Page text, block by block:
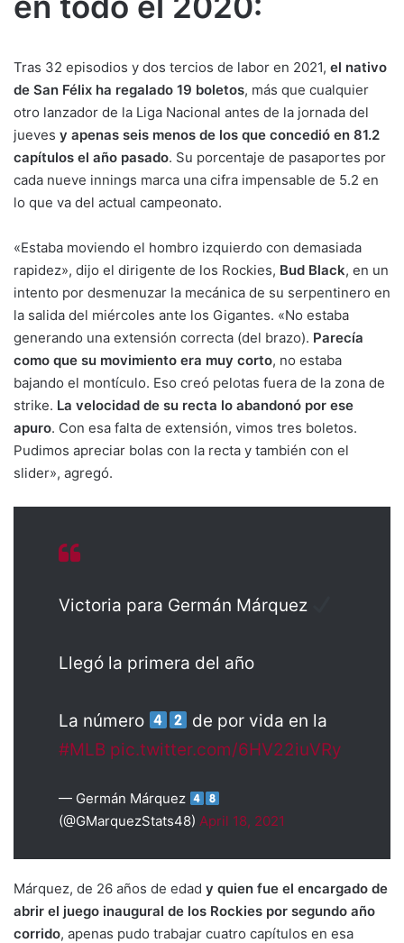
Tras 32 episodios y dos tercios de labor en 2021, el nativo
de San Félix ha regalado 19 boletos, más que cualquier
otro lanzador de la Liga Nacional antes de la jornada del
jueves y apenas seis menos de los que concedió en 81.2
capítulos el año pasado. Su porcentaje de pasaportes por
cada nueve innings marca una cifra impensable de 5.2 en
lo que va del actual campeonato.
«Estaba moviendo el hombro izquierdo con demasiada
rapidez», dijo el dirigente de los Rockies, Bud Black, en un
intento por desmenuzar la mecánica de su serpentinero en
la salida del miércoles ante los Gigantes. «No estaba
generando una extensión correcta (del brazo). Parecía
como que su movimiento era muy corto, no estaba
bajando el montículo. Eso creó pelotas fuera de la zona de
strike. La velocidad de su recta lo abandonó por ese
apuro. Con esa falta de extensión, vimos tres boletos.
Pudimos apreciar bolas con la recta y también con el
slider», agregó.
Victoria para Germán Márquez
Llegó la primera del año
La número
de por vida en la
#MLB pic.twitter.com/6HV22iuVRy
— Germán Márquez
(@GMarquezStats48) April 18, 2021
Márquez, de 26 años de edad y quien fue el encargado de
abrir el juego inaugural de los Rockies por segundo año
corrido, apenas pudo trabajar cuatro capítulos en esa